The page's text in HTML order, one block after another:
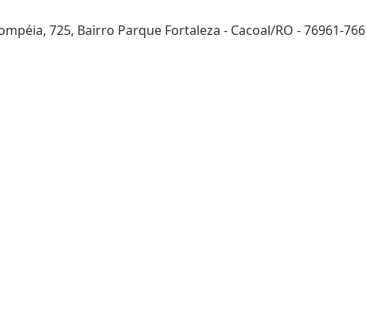
725, Bairro Parque Fortaleza - Cacoal/RO - 76961-766